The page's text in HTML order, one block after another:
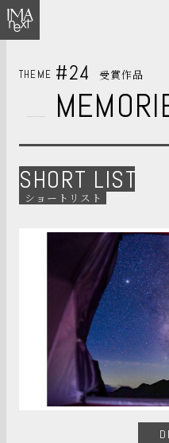
THEME #24 受賞作品
SHORT LIST
ショートリスト